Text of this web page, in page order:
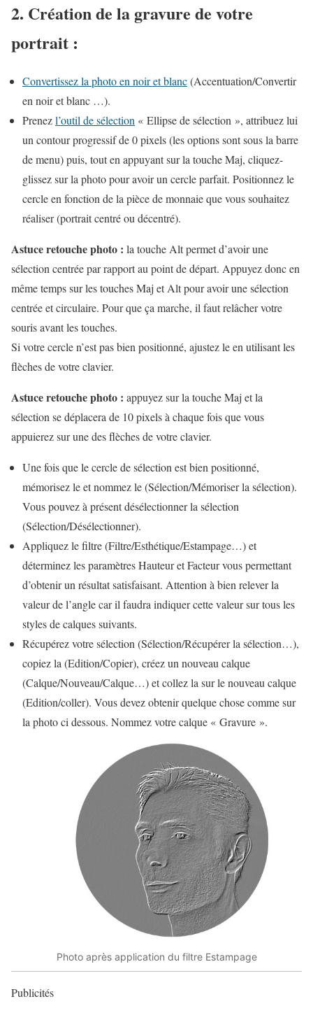
2. Création de la gravure de votre
portrait :
Convertissez la photo en noir et blanc(Accentuation/Convertir
en noir et blanc …).
Prenezl’outil de sélection « Ellipse de sélection », attribuez lui
un contour progressif de 0 pixels (les options sont sous la barre
de menu) puis, tout en appuyant sur la touche Maj, cliquez-
glissez sur la photo pour avoir un cercle parfait. Positionnez le
cercle en fonction de la pièce de monnaie que vous souhaitez
réaliser (portrait centré ou décentré).
Astuce retouche photo : la touche Alt permet d’avoir une
sélection centrée par rapport au point de départ. Appuyez donc en
même temps sur les touches Maj et Alt pour avoir une sélection
centrée et circulaire. Pour que ça marche, il faut relâcher votre
souris avant les touches.
Si votre cercle n’est pas bien positionné, ajustez le en utilisant les
flèches de votre clavier.
Astuce retouche photo : appuyez sur la touche Maj et la
sélection se déplacera de 10 pixels à chaque fois que vous
appuierez sur une des flèches de votre clavier.
Une fois que le cercle de sélection est bien positionné,
mémorisez le et nommez le (Sélection/Mémoriser la sélection).
Vous pouvez à présent désélectionner la sélection
(Sélection/Désélectionner).
Appliquez le filtre (Filtre/Esthétique/Estampage…)et
déterminez les paramètres Hauteur et Facteur vous permettant
d’obtenir un résultat satisfaisant. Attention à bien relever la
valeur de l’angle car il faudra indiquer cette valeur sur tous les
styles de calques suivants.
Récupérez votre sélection (Sélection/Récupérer la sélection…),
copiez la (Edition/Copier), créez un nouveau calque
(Calque/Nouveau/Calque…) et collez la sur le nouveau calque
(Edition/coller). Vous devez obtenir quelque chose comme sur
la photo ci dessous. Nommez votre calque « Gravure ».
Photo après application du filtre Estampage
Publicités